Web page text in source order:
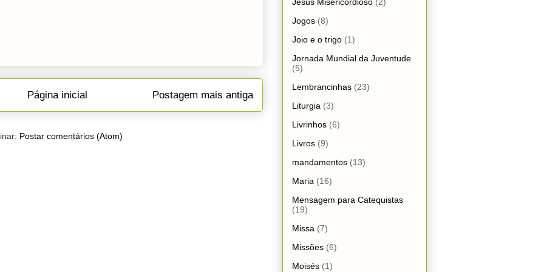
Postagem mais antiga
Página inicial
Postar comentários (Atom)
Jogos (8)
Joio e o trigo (1)
Jornada Mundial da Juventude
(5)
Lembrancinhas (23)
Liturgia (3)
Livrinhos (6)
Livros (9)
mandamentos (13)
Maria (16)
Mensagem para Catequistas
(19)
Missa (7)
Missões (6)
Moisés (1)